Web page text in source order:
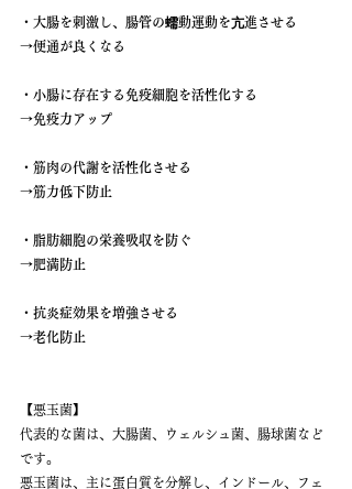
・大腸を刺激し、腸管の蠕動運動を亢進させる
→便通が良くなる
・小腸に存在する免疫細胞を活性化する
→免疫力アップ
・筋肉の代謝を活性化させる
→筋力低下防止
・脂肪細胞の栄養吸収を防ぐ
→肥満防止
・抗炎症効果を増強させる
→老化防止
【悪玉菌】
代表的な菌は、大腸菌、ウェルシュ菌、腸球菌など
です。
悪玉菌は、主に蛋白質を分解し、インドール、フェ